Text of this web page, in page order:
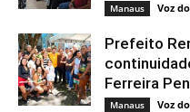
Manaus Voz
Prefeito
Ferreira
Manaus Voz